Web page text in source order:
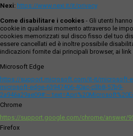
Nexi: https://www.nexi.it/it/privacy
Come disabilitare i cookies - Gli utenti
cookie in qualsiasi momento attraverso le
cookies memorizzati sul disco fisso del tuo
essere cancellati ed è inoltre possibile
indicazioni fornite dai principali browser, ai link
Microsoft Edge
https://support.microsoft.com/it-it/microsoft-
microsoft-edge-63947406-40ac-c3b8-57b9-
Chrome
https://support.google.com/chrome/answer/
Firefox